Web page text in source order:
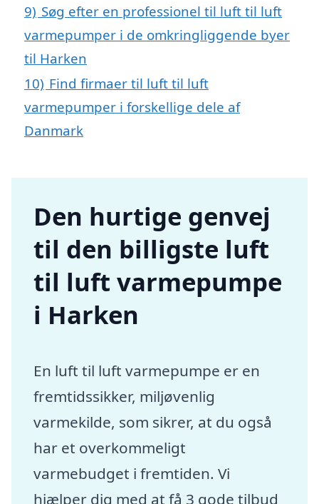
9) Søg efter en professionel til luft til luft
varmepumper i de omkringliggende byer
til Harken
10) Find firmaer til luft til luft
varmepumper i forskellige dele af
Danmark
Den hurtige genvej
til den billigste luft
til luft varmepumpe
i Harken
En luft til luft varmepumpe er en
fremtidssikker, miljøvenlig
varmekilde, som sikrer, at du også
har et overkommeligt
varmebudget i fremtiden. Vi
hjælper dig med at få 3 gode tilbud